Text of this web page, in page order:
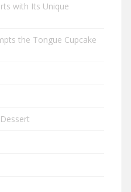
with Its Unique
the Tongue Cupcake